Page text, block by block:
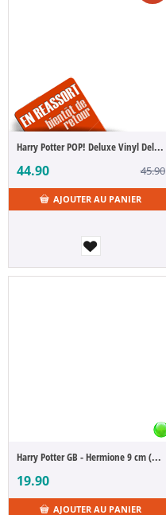
Harry Potter POP! Deluxe Vinyl Deluxe Chocolate Frog 12 cm
44.90 45.90
AJOUTER AU PANIER
Harry Potter GB - Hermione 9 cm (POP Figure)
19.90
AJOUTER AU PANIER